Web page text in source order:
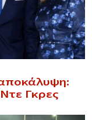
Γκρες